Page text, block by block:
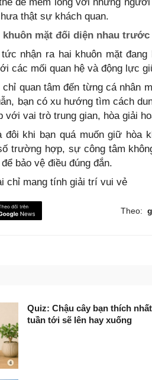
thật sự khách quan.
khuôn mặt đối diện nhau
nhận ra hai khuôn mặt
các mối quan hệ và động lực
chỉ quan tâm đến từng cá nhân
bạn có xu hướng tìm cách
với vai trò trung gian, hòa giải
khi bạn quá muốn giữ hòa
trường hợp, sự công tâm
bảo vệ điều đúng đắn.
chỉ mang tính giải trí vui vẻ
Theo:
Quiz: Chậu cây bạn thích
tuần tới sẽ lên hay xuống